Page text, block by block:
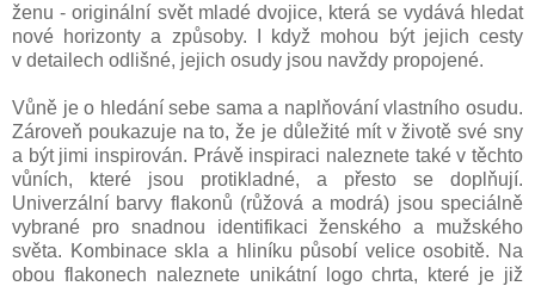
ženu - originální svět mladé dvojice, která se vydává hledat
nové horizonty a způsoby. I když mohou být jejich cesty
v detailech odlišné, jejich osudy jsou navždy propojené.
Vůně je o hledání sebe sama a naplňování vlastního osudu.
Zároveň poukazuje na to, že je důležité mít v životě své sny
a být jimi inspirován. Právě inspiraci naleznete také v těchto
vůních, které jsou protikladné, a přesto se doplňují.
Univerzální barvy flakonů (růžová a modrá) jsou speciálně
vybrané pro snadnou identifikaci ženského a mužského
světa. Kombinace skla a hliníku působí velice osobitě. Na
obou flakonech naleznete unikátní logo chrta, které je již